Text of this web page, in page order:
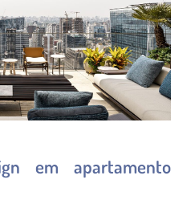
em apartamento